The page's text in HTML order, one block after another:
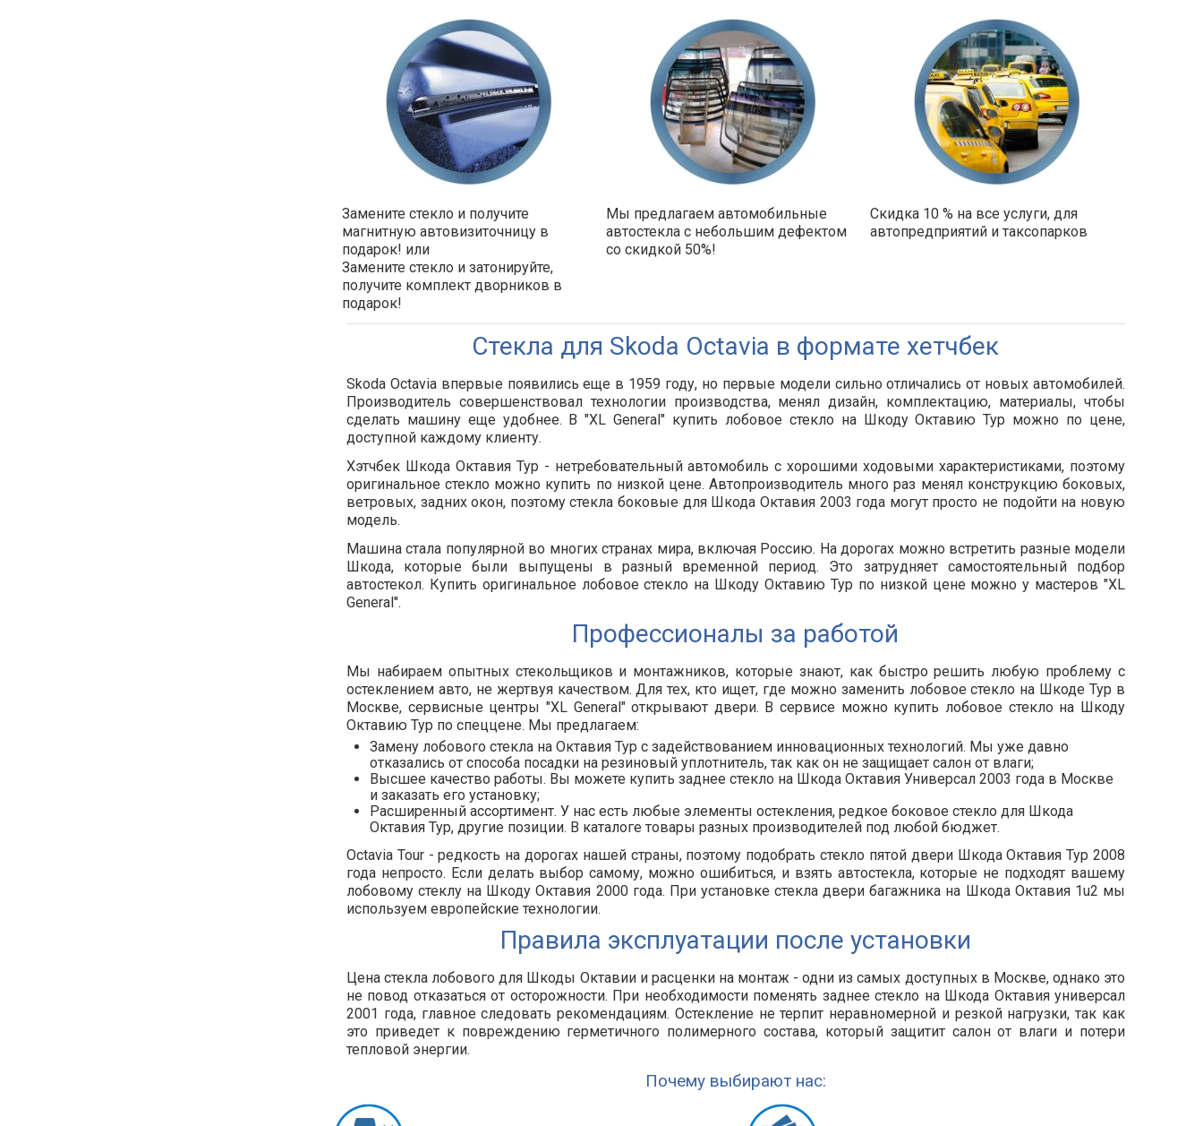
Замените стекло и получите
магнитную автовизиточницу в
подарок! или
Замените стекло и затонируйте,
получите комплект дворников в
подарок!
Мы предлагаем автомобильные
автостекла с небольшим дефектом
со скидкой 50%!
Скидка 10 % на все услуги, для
автопредприятий и таксопарков
Стекла для Skoda Octavia в формате хетчбек
Skoda Octavia впервые появились еще в 1959 году, но первые модели сильно отличались от новых автомобилей.
Производитель совершенствовал технологии производства, менял дизайн, комплектацию, материалы, чтобы
сделать машину еще удобнее. В "XL General" купить лобовое стекло на Шкоду Октавию Тур можно по цене,
доступной каждому клиенту.
Хэтчбек Шкода Октавия Тур - нетребовательный автомобиль с хорошими ходовыми характеристиками, поэтому
оригинальное стекло можно купить по низкой цене. Автопроизводитель много раз менял конструкцию боковых,
ветровых, задних окон, поэтому стекла боковые для Шкода Октавия 2003 года могут просто не подойти на новую
модель.
Машина стала популярной во многих странах мира, включая Россию. На дорогах можно встретить разные модели
Шкода, которые были выпущены в разный временной период. Это затрудняет самостоятельный подбор
автостекол. Купить оригинальное лобовое стекло на Шкоду Октавию Тур по низкой цене можно у мастеров "XL
General".
Профессионалы за работой
Мы набираем опытных стекольщиков и монтажников, которые знают, как быстро решить любую проблему с
остеклением авто, не жертвуя качеством. Для тех, кто ищет, где можно заменить лобовое стекло на Шкоде Тур в
Москве, сервисные центры "XL General" открывают двери. В сервисе можно купить лобовое стекло на Шкоду
Октавию Тур по спеццене. Мы предлагаем:
Замену лобового стекла на Октавия Тур с задействованием инновационных технологий. Мы уже давно
отказались от способа посадки на резиновый уплотнитель, так как он не защищает салон от влаги;
Высшее качество работы. Вы можете купить заднее стекло на Шкода Октавия Универсал 2003 года в Москве
и заказать его установку;
Расширенный ассортимент. У нас есть любые элементы остекления, редкое боковое стекло для Шкода
Октавия Тур, другие позиции. В каталоге товары разных производителей под любой бюджет.
Octavia Tour - редкость на дорогах нашей страны, поэтому подобрать стекло пятой двери Шкода Октавия Тур 2008
года непросто. Если делать выбор самому, можно ошибиться, и взять автостекла, которые не подходят вашему
лобовому стеклу на Шкоду Октавия 2000 года. При установке стекла двери багажника на Шкода Октавия 1u2 мы
используем европейские технологии.
Правила эксплуатации после установки
Цена стекла лобового для Шкоды Октавии и расценки на монтаж - одни из самых доступных в Москве, однако это
не повод отказаться от осторожности. При необходимости поменять заднее стекло на Шкода Октавия универсал
2001 года, главное следовать рекомендациям. Остекление не терпит неравномерной и резкой нагрузки, так как
это приведет к повреждению герметичного полимерного состава, который защитит салон от влаги и потери
тепловой энергии.
Почему выбирают нас: